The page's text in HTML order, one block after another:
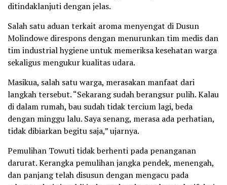
ditindaklanjuti dengan jelas.
Salah satu aduan terkait aroma menyengat di Dusun
Molindowe direspons dengan menurunkan tim medis dan
tim industrial hygiene untuk memeriksa kesehatan warga
sekaligus mengukur kualitas udara.
Masikua, salah satu warga, merasakan manfaat dari
langkah tersebut. “Sekarang sudah berangsur pulih. Kalau
di dalam rumah, bau sudah tidak tercium lagi, beda
dengan minggu lalu. Saya senang, merasa ada perhatian,
tidak dibiarkan begitu saja,” ujarnya.
Pemulihan Towuti tidak berhenti pada penanganan
darurat. Kerangka pemulihan jangka pendek, menengah,
dan panjang telah disusun dengan mengacu pada